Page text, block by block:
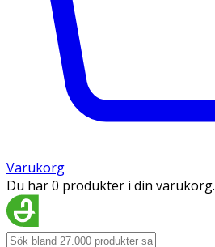
Varukorg
Du har 0 produkter i din varukorg.